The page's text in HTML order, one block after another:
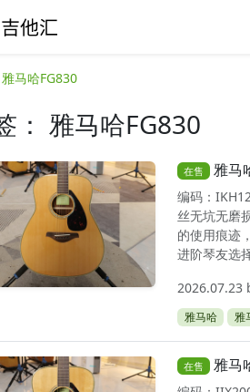
雅马哈FG830
： 雅马哈FG830
在售 雅马
编码：
丝无坑无磨
的使用痕迹
进阶琴友选
2026.07.23
雅马哈 雅
在售 雅马